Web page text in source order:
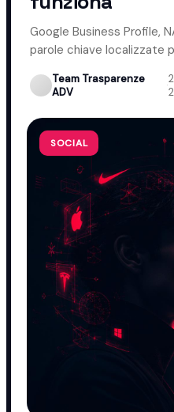
Google Business Profile,
parole chiave localizzate
Team Trasparenze
ADV
·
SOCIAL